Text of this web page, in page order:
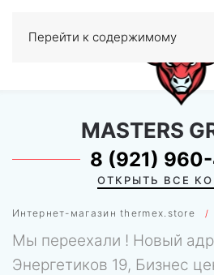
Перейти к содержимому
0
Интернет-магазин thermex.store
MASTERS
8 (921)
ОТКРЫТЬ ВСЕ
Мы переехали ! Новый
Энергетиков 19, Бизнес